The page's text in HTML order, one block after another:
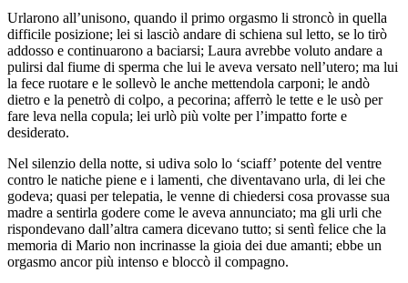
Urlarono all’unisono, quando il primo orgasmo li stroncò in quella
difficile posizione; lei si lasciò andare di schiena sul letto, se lo tirò
addosso e continuarono a baciarsi; Laura avrebbe voluto andare a
pulirsi dal fiume di sperma che lui le aveva versato nell’utero; ma lui
la fece ruotare e le sollevò le anche mettendola carponi; le andò
dietro e la penetrò di colpo, a pecorina; afferrò le tette e le usò per
fare leva nella copula; lei urlò più volte per l’impatto forte e
desiderato.
Nel silenzio della notte, si udiva solo lo ‘sciaff’ potente del ventre
contro le natiche piene e i lamenti, che diventavano urla, di lei che
godeva; quasi per telepatia, le venne di chiedersi cosa provasse sua
madre a sentirla godere come le aveva annunciato; ma gli urli che
rispondevano dall’altra camera dicevano tutto; si sentì felice che la
memoria di Mario non incrinasse la gioia dei due amanti; ebbe un
orgasmo ancor più intenso e bloccò il compagno.